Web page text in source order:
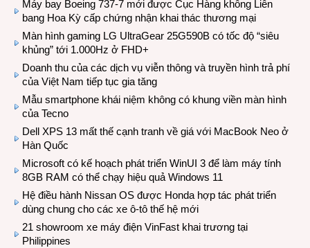
Máy bay Boeing 737-7 mới được Cục Hàng không Liên
bang Hoa Kỳ cấp chứng nhận khai thác thương mại
Màn hình gaming LG UltraGear 25G590B có tốc độ “siêu
khủng” tới 1.000Hz ở FHD+
Doanh thu của các dịch vụ viễn thông và truyền hình trả phí
của Việt Nam tiếp tục gia tăng
Mẫu smartphone khái niệm không có khung viền màn hình
của Tecno
Dell XPS 13 mất thế cạnh tranh về giá với MacBook Neo ở
Hàn Quốc
Microsoft có kế hoạch phát triển WinUI 3 để làm máy tính
8GB RAM có thể chạy hiệu quả Windows 11
Hệ điều hành Nissan OS được Honda hợp tác phát triển
dùng chung cho các xe ô-tô thế hệ mới
21 showroom xe máy điện VinFast khai trương tại
Philippines